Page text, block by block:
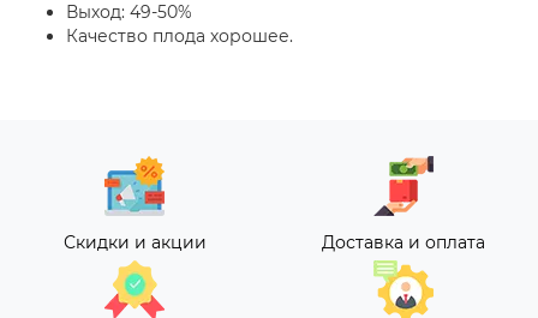
Выход: 49-50%
Качество плода хорошее.
Скидки и акции Доставка и оплата